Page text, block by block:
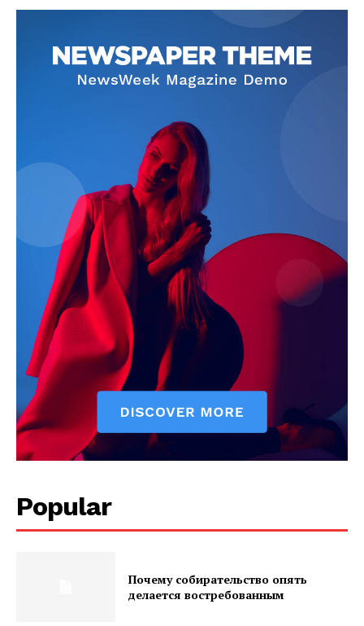
Popular
Почему собирательство опять
делается востребованным